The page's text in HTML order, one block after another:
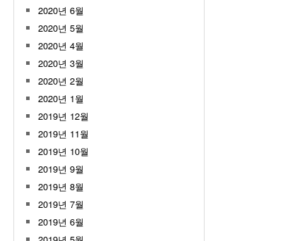
2020년 6월
2020년 5월
2020년 4월
2020년 3월
2020년 2월
2020년 1월
2019년 12월
2019년 11월
2019년 10월
2019년 9월
2019년 8월
2019년 7월
2019년 6월